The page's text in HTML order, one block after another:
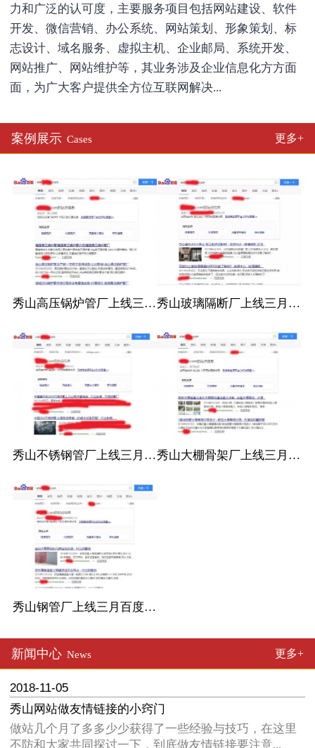
力和广泛的认可度，主要服务项目包括网站建设、软件
开发、微信营销、办公系统、网站策划、形象策划、标
志设计、域名服务、虚拟主机、企业邮局、系统开发、
网站推广、网站维护等，其业务涉及企业信息化方方面
面，为广大客户提供全方位互联网解决...
案例展示 Cases 更多+
秀山高压锅炉管厂上线三月百度收录 秀山玻璃隔断厂上线三月百度收录
秀山不锈钢管厂上线三月百度收录 秀山大棚骨架厂上线三月百度收录
秀山钢管厂上线三月百度收录
新闻中心 News 更多+
2018-11-05
秀山网站做友情链接的小窍门
做站几个月了多多少少获得了一些经验与技巧，在这里
不防和大家共同探讨一下，到底做友情链接要注意...